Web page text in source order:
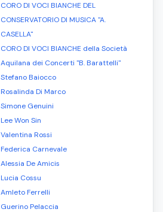
CORO DI VOCI BIANCHE DEL
CONSERVATORIO DI MUSICA "A.
CASELLA"
CORO DI VOCI BIANCHE della Società
Aquilana dei Concerti "B. Barattelli"
Stefano Baiocco
Rosalinda Di Marco
Simone Genuini
Lee Won Sin
Valentina Rossi
Federica Carnevale
Alessia De Amicis
Lucia Cossu
Amleto Ferrelli
Guerino Pelaccia